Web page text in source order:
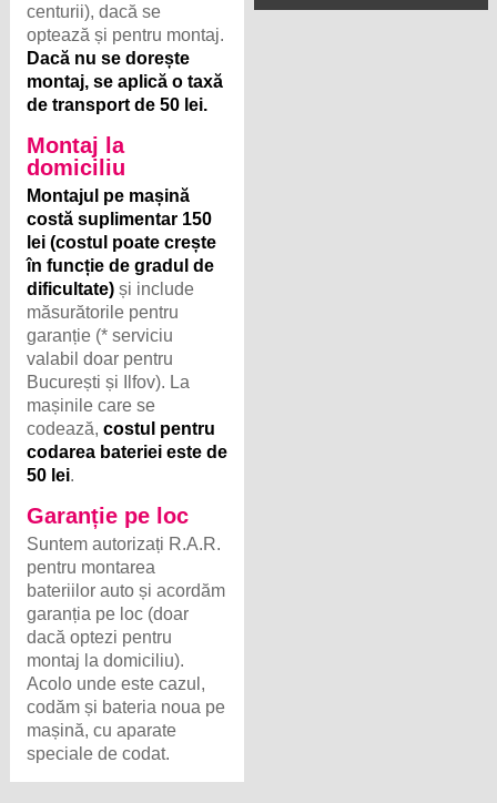
centurii), dacă se
optează și pentru montaj.
Dacă nu se dorește
montaj, se aplică o taxă
de transport de 50 lei.
Montaj la
domiciliu
Montajul pe mașină
costă suplimentar 150
lei (costul poate crește
în funcție de gradul de
dificultate) și include
măsurătorile pentru
garanție (* serviciu
valabil doar pentru
București și Ilfov). La
mașinile care se
codează,costul pentru
codarea bateriei este de
50 lei.
Garanție pe loc
Suntem autorizați R.A.R.
pentru montarea
bateriilor auto și acordăm
garanția pe loc (doar
dacă optezi pentru
montaj la domiciliu).
Acolo unde este cazul,
codăm și bateria noua pe
mașină, cu aparate
speciale de codat.